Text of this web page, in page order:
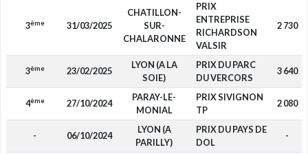
3ème 31/03/2025
CHATILLON-
SUR-
CHALARONNE
PRIX
ENTREPRISE
RICHARDSON
VALSIR
2 730
3ème 23/02/2025
LYON (A LA
SOIE)
PRIX DU PARC
DU VERCORS
3 640
4ème 27/10/2024
PARAY-LE-
MONIAL
PRIX SIVIGNON
TP
2 080
- 06/10/2024
LYON (A
PARILLY)
PRIX DU PAYS DE
DOL
-